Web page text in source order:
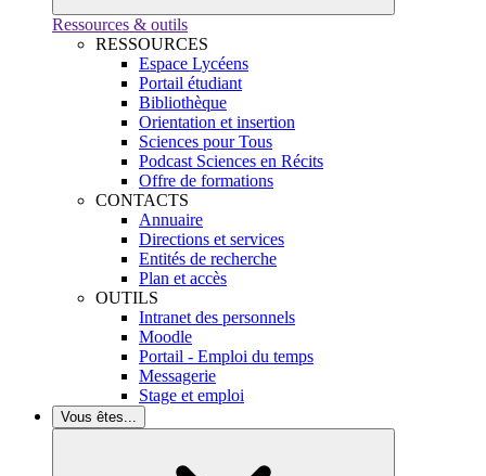
Ressources & outils
RESSOURCES
Espace Lycéens
Portail étudiant
Bibliothèque
Orientation et insertion
Sciences pour Tous
Podcast Sciences en Récits
Offre de formations
CONTACTS
Annuaire
Directions et services
Entités de recherche
Plan et accès
OUTILS
Intranet des personnels
Moodle
Portail - Emploi du temps
Messagerie
Stage et emploi
Vous êtes...